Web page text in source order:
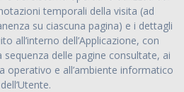
temporali della visita (ad
su ciascuna pagina) e i dettagli
all’interno dell’Applicazione, con
delle pagine consultate, ai
operativo e all’ambiente informatico
dell’Utente.